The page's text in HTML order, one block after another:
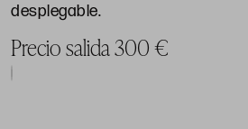
desplegable.
Precio salida 300 €